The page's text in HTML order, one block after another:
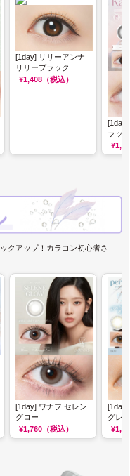
[1day] リリーアンナ
リリーブラック
¥1,408 （税込）
ラック
クアップ！カラコン初心者さ
[1day] ワナフ セレン
グロー
¥1,760 （税込）
グレー